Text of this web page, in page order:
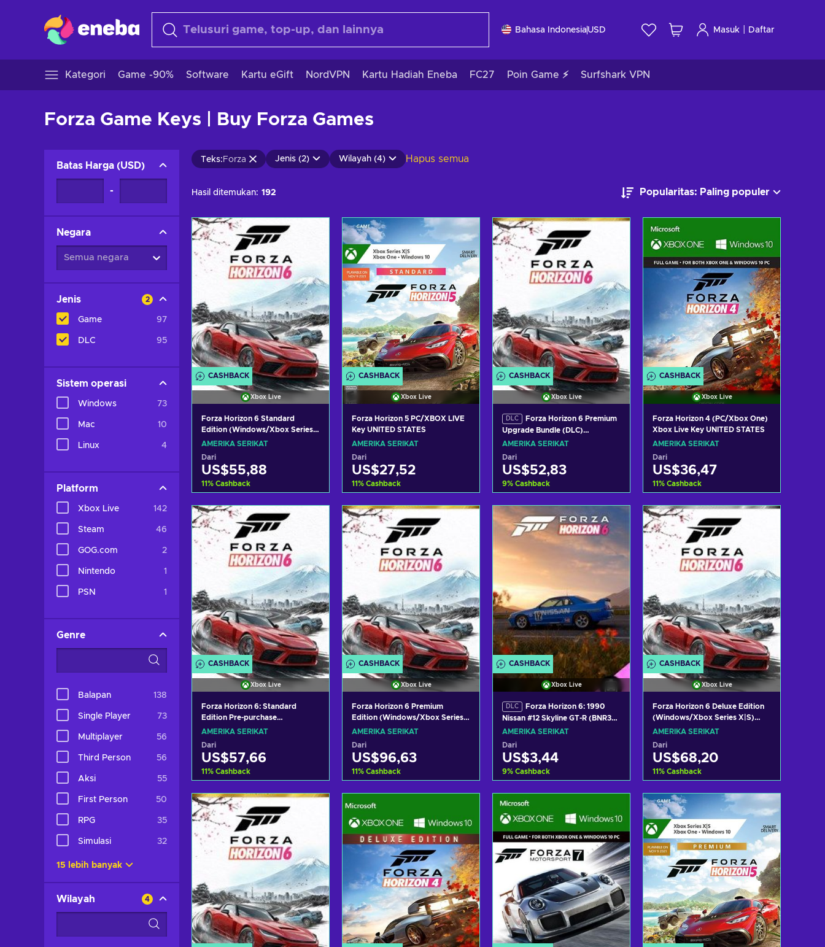
Bahasa Indonesia USD Masuk Daftar
Kategori Game -90% Software Kartu eGift NordVPN Kartu Hadiah Eneba FC27 Poin Game ⚡ Surfshark VPN
Forza Game Keys | Buy Forza Games
Batas Harga (USD)
-
Negara
Semua negara
Jenis 2
Game 97
DLC 95
Sistem operasi
Windows 73
Mac 10
Linux 4
Platform
Xbox Live 142
Steam 46
GOG.com 2
Nintendo 1
PSN 1
Genre
Balapan 138
Single Player 73
Multiplayer 56
Third Person 56
Aksi 55
First Person 50
RPG 35
Simulasi 32
15 lebih banyak
Wilayah 4
Teks: Forza Jenis (2) Wilayah (4) Hapus semua
Hasil ditemukan: 192 Popularitas: Paling populer
CASHBACK
Xbox Live
Forza Horizon 6 Standard
Edition (Windows/Xbox Series
X|S) Xbox Live Key UNITED
AMERIKA SERIKAT
Dari
US$55,88
11% Cashback
Tambah ke keranjang
Lihat penawaran
CASHBACK
Xbox Live
Forza Horizon 5 PC/XBOX LIVE
Key UNITED STATES
AMERIKA SERIKAT
Dari
US$27,52
11% Cashback
Tambah ke keranjang
Lihat penawaran
CASHBACK
Xbox Live
DLC
Forza Horizon 6 Premium
Upgrade Bundle (DLC)
(Windows/Xbox Series X|S)
XBOX LIVE Key UNITED STATES
AMERIKA SERIKAT
Dari
US$52,83
9% Cashback
Tambah ke keranjang
Lihat penawaran
CASHBACK
Xbox Live
Forza Horizon 4 (PC/Xbox One)
Xbox Live Key UNITED STATES
AMERIKA SERIKAT
Dari
US$36,47
11% Cashback
Tambah ke keranjang
Lihat penawaran
CASHBACK
Xbox Live
Forza Horizon 6: Standard
Edition Pre-purchase
(Windows/Xbox Series X|S)
AMERIKA SERIKAT
Dari
US$57,66
11% Cashback
Tambah ke keranjang
Lihat penawaran
CASHBACK
Xbox Live
Forza Horizon 6 Premium
Edition (Windows/Xbox Series
X|S) Xbox Live Key UNITED
AMERIKA SERIKAT
Dari
US$96,63
11% Cashback
Lihat penawaran
CASHBACK
Xbox Live
DLC
Forza Horizon 6: 1990
Nissan #12 Skyline GT-R (BNR32
Gr.A) JTC (DLC)
(Windows/Xbox Series X|S)
XBOX LIVE Key UNITED STATES
AMERIKA SERIKAT
Dari
US$3,44
9% Cashback
Tambah ke keranjang
Lihat penawaran
CASHBACK
Xbox Live
Forza Horizon 6 Deluxe Edition
(Windows/Xbox Series X|S)
XBOX LIVE Key UNITED STATES
AMERIKA SERIKAT
Dari
US$68,20
11% Cashback
Tambah ke keranjang
Lihat penawaran